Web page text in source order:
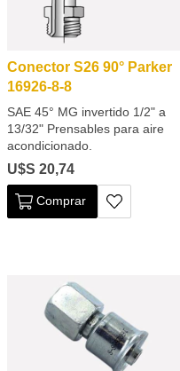
Conector S26 90° Parker
16926-8-8
SAE 45° MG invertido 1/2" a
13/32" Prensables para aire
acondicionado.
U$S 20,74
Comprar